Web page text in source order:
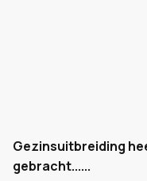
Gezinsuitbreiding
gebracht......